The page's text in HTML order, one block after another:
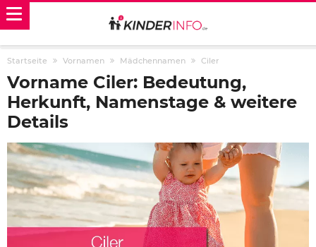
Startseite Vornamen Mädchennamen Ciler
Vorname Ciler: Bedeutung,
Herkunft, Namenstage & weitere
Details